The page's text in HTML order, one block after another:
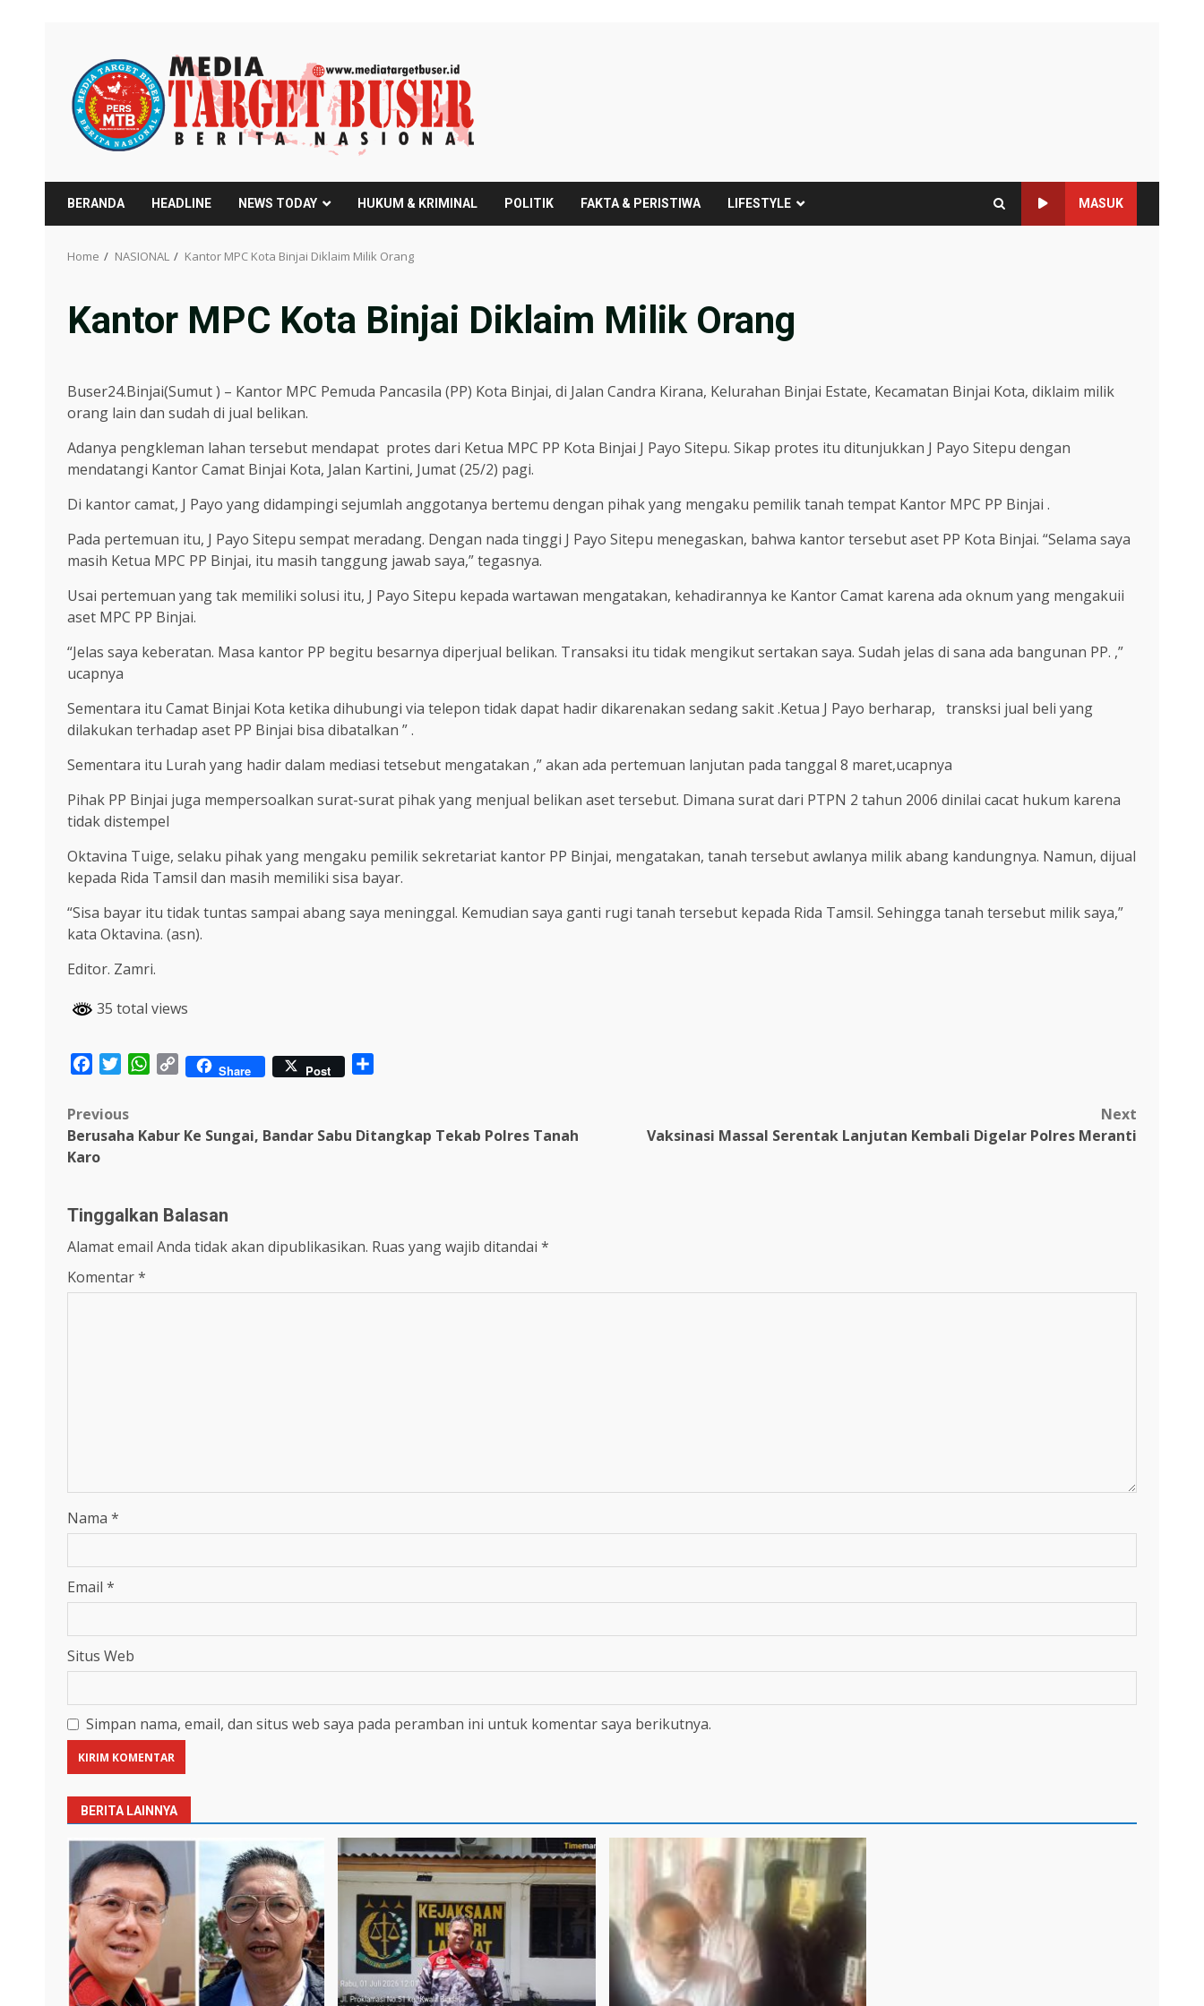
content
BERANDA HEADLINE NEWS TODAY HUKUM & KRIMINAL POLITIK FAKTA & PERISTIWA LIFESTYLE MASUK
Home NASIONAL Kantor MPC Kota Binjai Diklaim Milik Orang
Kantor MPC Kota Binjai Diklaim Milik Orang
Buser24.Binjai(Sumut ) – Kantor MPC Pemuda Pancasila (PP) Kota Binjai, di Jalan Candra Kirana, Kelurahan Binjai Estate, Kecamatan Binjai Kota, diklaim milik
orang lain dan sudah di jual belikan.
Adanya pengkleman lahan tersebut mendapat protes dari Ketua MPC PP Kota Binjai J Payo Sitepu. Sikap protes itu ditunjukkan J Payo Sitepu dengan
mendatangi Kantor Camat Binjai Kota, Jalan Kartini, Jumat (25/2) pagi.
Di kantor camat, J Payo yang didampingi sejumlah anggotanya bertemu dengan pihak yang mengaku pemilik tanah tempat Kantor MPC PP Binjai .
Pada pertemuan itu, J Payo Sitepu sempat meradang. Dengan nada tinggi J Payo Sitepu menegaskan, bahwa kantor tersebut aset PP Kota Binjai. “Selama saya
masih Ketua MPC PP Binjai, itu masih tanggung jawab saya,” tegasnya.
Usai pertemuan yang tak memiliki solusi itu, J Payo Sitepu kepada wartawan mengatakan, kehadirannya ke Kantor Camat karena ada oknum yang mengakuii
aset MPC PP Binjai.
“Jelas saya keberatan. Masa kantor PP begitu besarnya diperjual belikan. Transaksi itu tidak mengikut sertakan saya. Sudah jelas di sana ada bangunan PP. ,”
ucapnya
Sementara itu Camat Binjai Kota ketika dihubungi via telepon tidak dapat hadir dikarenakan sedang sakit .Ketua J Payo berharap, transksi jual beli yang
dilakukan terhadap aset PP Binjai bisa dibatalkan ” .
Sementara itu Lurah yang hadir dalam mediasi tetsebut mengatakan ,” akan ada pertemuan lanjutan pada tanggal 8 maret,ucapnya
Pihak PP Binjai juga mempersoalkan surat-surat pihak yang menjual belikan aset tersebut. Dimana surat dari PTPN 2 tahun 2006 dinilai cacat hukum karena
tidak distempel
Oktavina Tuige, selaku pihak yang mengaku pemilik sekretariat kantor PP Binjai, mengatakan, tanah tersebut awlanya milik abang kandungnya. Namun, dijual
kepada Rida Tamsil dan masih memiliki sisa bayar.
“Sisa bayar itu tidak tuntas sampai abang saya meninggal. Kemudian saya ganti rugi tanah tersebut kepada Rida Tamsil. Sehingga tanah tersebut milik saya,”
kata Oktavina. (asn).
Editor. Zamri.
35 total views
FacebookTwitterWhatsApp
Copy Share Post
Post
navigation
Previous
Berusaha Kabur Ke Sungai, Bandar Sabu Ditangkap Tekab Polres Tanah
Karo
Next
Vaksinasi Massal Serentak Lanjutan Kembali Digelar Polres Meranti
Tinggalkan Balasan
Alamat email Anda tidak akan dipublikasikan. Ruas yang wajib ditandai *
Komentar*
Nama *
Email *
Situs Web
Simpan nama, email, dan situs web saya pada peramban ini untuk komentar saya berikutnya.
BERITA LAINNYA